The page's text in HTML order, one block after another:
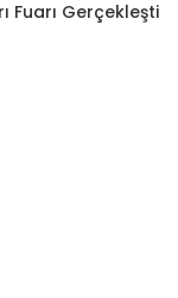
Fuarı Gerçekleşti